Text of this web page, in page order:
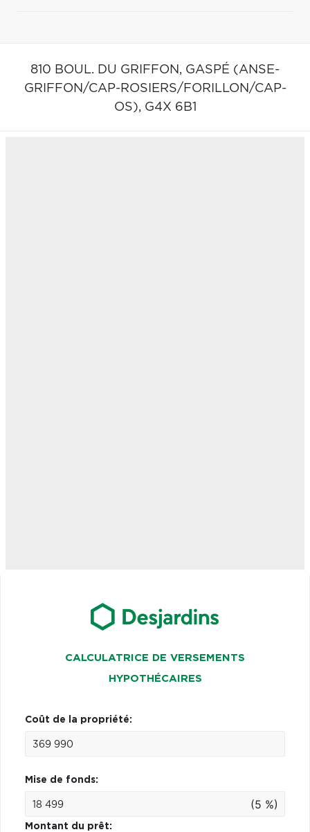
810 BOUL. DU GRIFFON, GASPÉ (ANSE-
GRIFFON/CAP-ROSIERS/FORILLON/CAP-
OS), G4X 6B1
CALCULATRICE DE VERSEMENTS
HYPOTHÉCAIRES
Coût de la propriété:
Mise de fonds:
(5 %)
Montant du prêt: